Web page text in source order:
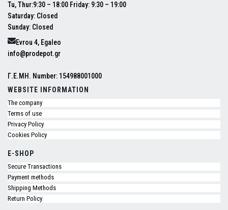
Tu, Thur:9:30 – 18:00 Friday: 9:30 – 19:00
Saturday: Closed
Sunday: Closed
Evrou 4, Egaleo
info@prodepot.gr
Γ.Ε.ΜΗ. Number: 154988001000
WEBSITE INFORMATION
The company
Terms of use
Privacy Policy
Cookies Policy
E-SHOP
Secure Transactions
Payment methods
Shipping Methods
Return Policy